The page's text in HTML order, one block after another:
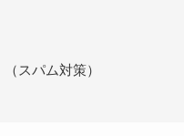
スパム対策）